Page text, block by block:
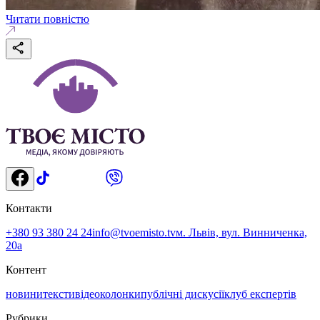
Читати повністю
Контакти
+380 93 380 24 24info@tvoemisto.tvм. Львів, вул. Винниченка,
20а
Контент
новинитекстивідеоколонкипублічні дискусіїклуб експертів